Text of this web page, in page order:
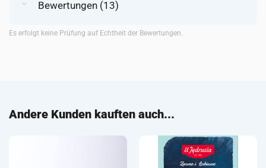
Bewertungen (13)
Es erfolgt keine Prüfung auf Echtheit der Bewertungen.
Andere Kunden kauften auch...